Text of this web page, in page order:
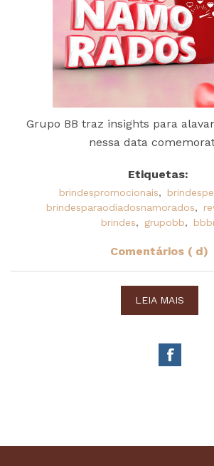
Grupo BB traz insights para
nessa data
Etiquetas:
brindespromocionais,
brindesparaodiadosnamorados,
brindes, grupobb,
Comentários ( d)
LEIA MAIS